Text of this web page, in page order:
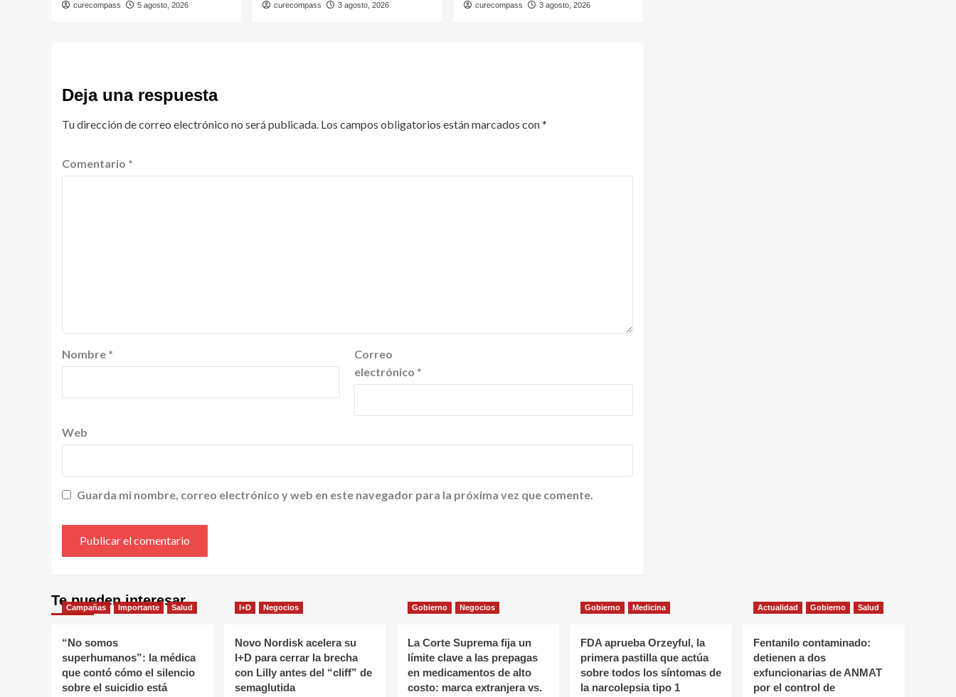
curecompass 5 agosto, 2026 curecompass 3 agosto, 2026 curecompass 3 agosto, 2026
Deja una respuesta
Tu dirección de correo electrónico no será publicada. Los campos obligatorios están marcados con*
Comentario *
Nombre *
Correo
electrónico *
Web
Guarda mi nombre, correo electrónico y web en este navegador para la próxima vez que comente.
Te pueden interesar
Campañas Importante Salud
“No somos
superhumanos”: la médica
que contó cómo el silencio
sobre el suicidio está
I+D Negocios
Novo Nordisk acelera su
I+D para cerrar la brecha
con Lilly antes del “cliff” de
semaglutida
Gobierno Negocios
La Corte Suprema fija un
límite clave a las prepagas
en medicamentos de alto
costo: marca extranjera vs.
Gobierno Medicina
FDA aprueba Orzeyful, la
primera pastilla que actúa
sobre todos los síntomas de
la narcolepsia tipo 1
Actualidad Gobierno Salud
Fentanilo contaminado:
detienen a dos
exfuncionarias de ANMAT
por el control de